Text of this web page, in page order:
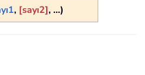
, [sayı2], ...)